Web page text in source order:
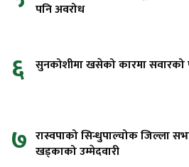
पनि अवरोध
६ सुनकोशीमा खसेको कारमा सवारको
७ रास्वपाको सिन्धुपाल्चोक जिल्ला
खड्काको उम्मेदवारी